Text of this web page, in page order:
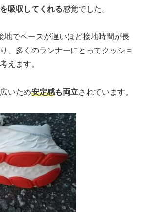
吸収してくれる感覚でした。
地でペースが遅いほど接地時間が長
、多くのランナーにとってクッショ
えます。
いため安定感も両立されています。